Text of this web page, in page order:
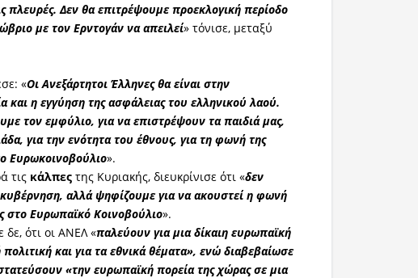
πλευρές. Δεν θα επιτρέψουμε προεκλογική περίοδο
με τον Ερντογάν να απειλεί» τόνισε, μεταξύ
«Οι Ανεξάρτητοι Έλληνες θα είναι στην
και η εγγύηση της ασφάλειας του ελληνικού λαού.
τον εμφύλιο, για να επιστρέψουν τα παιδιά μας,
για την ενότητα του έθνους, για τη φωνή της
Ευρωκοινοβούλιο».
τις κάλπες της Κυριακής, διευκρίνισε ότι «δεν
αλλά ψηφίζουμε για να ακουστεί η φωνή
στο Ευρωπαϊκό Κοινοβούλιο».
δε, ότι οι ΑΝΕΛ «παλεύουν για μια δίκαιη ευρωπαϊκή
πολιτική και για τα εθνικά θέματα», ενώ διαβεβαίωσε
«την ευρωπαϊκή πορεία της χώρας σε μια